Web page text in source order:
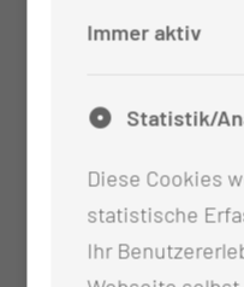
Immer aktiv
Statistik/
Diese Cookies
statistische
Ihr